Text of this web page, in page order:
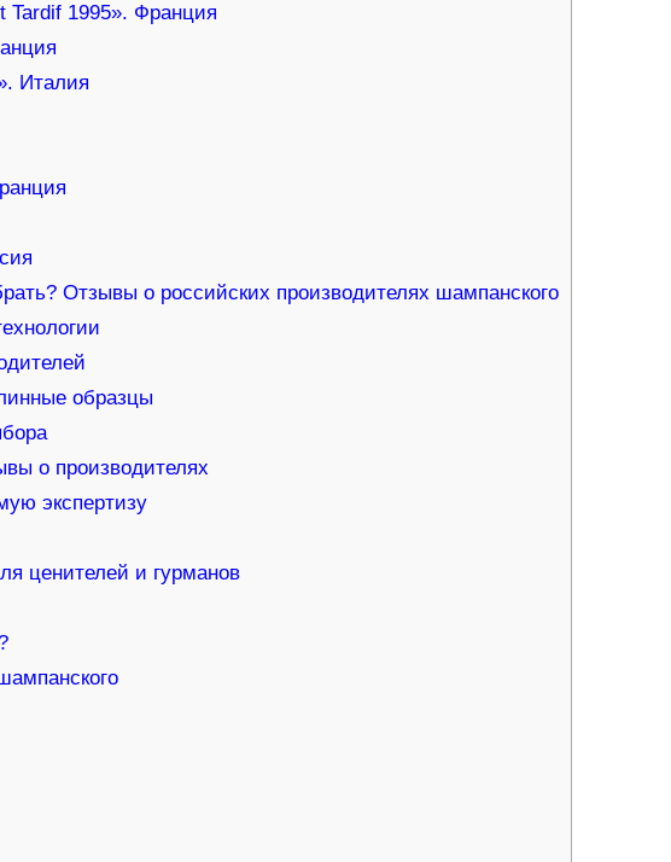
Tardif 1995». Франция
Италия
Отзывы о российских производителях шампанского
образцы
о производителях
экспертизу
ценителей и гурманов